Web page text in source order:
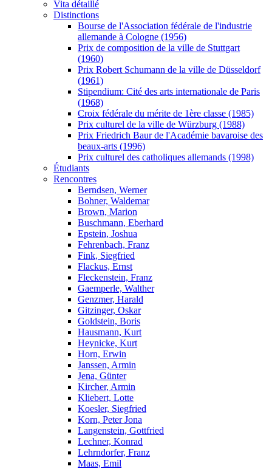
Vita détaillé
Distinctions
Bourse de l'Association fédérale de l'industrie
allemande à Cologne (1956)
Prix de composition de la ville de Stuttgart
(1960)
Prix Robert Schumann de la ville de Düsseldorf
(1961)
Stipendium: Cité des arts internationale de Paris
(1968)
Croix fédérale du mérite de 1ère classe (1985)
Prix culturel de la ville de Würzburg (1988)
Prix Friedrich Baur de l'Académie bavaroise des
beaux-arts (1996)
Prix culturel des catholiques allemands (1998)
Étudiants
Rencontres
Berndsen, Werner
Bohner, Waldemar
Brown, Marion
Buschmann, Eberhard
Epstein, Joshua
Fehrenbach, Franz
Fink, Siegfried
Flackus, Ernst
Fleckenstein, Franz
Gaemperle, Walther
Genzmer, Harald
Gitzinger, Oskar
Goldstein, Boris
Hausmann, Kurt
Heynicke, Kurt
Horn, Erwin
Janssen, Armin
Jena, Günter
Kircher, Armin
Kliebert, Lotte
Koesler, Siegfried
Korn, Peter Jona
Langenstein, Gottfried
Lechner, Konrad
Lehrndorfer, Franz
Maas, Emil